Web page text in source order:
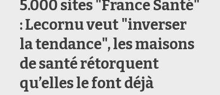
5.000 sites "France Santé"
: Lecornu veut "inverser
la tendance", les maisons
de santé rétorquent
qu’elles le font déjà